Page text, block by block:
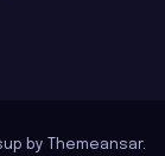
by Themeansar.